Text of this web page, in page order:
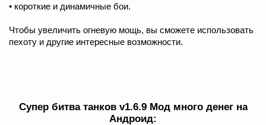
• короткие и динамичные бои.
Чтобы увеличить огневую мощь, вы сможете использовать
пехоту и другие интересные возможности.
Супер битва танков v1.6.9 Мод много денег на
Андроид: